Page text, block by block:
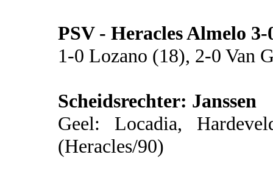
PSV - Heracles Almelo
1-0 Lozano (18), 2-0 Van
Scheidsrechter: Janssen
Geel: Locadia,
(Heracles/90)